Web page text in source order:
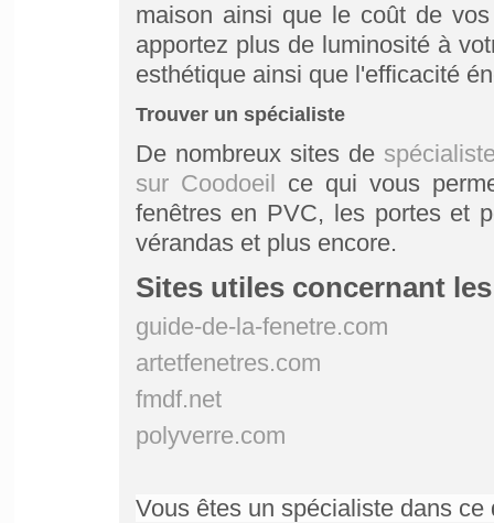
maison ainsi que le coût de
apportez plus de luminosité à
esthétique ainsi que l'efficacité
Trouver un spécialiste
De nombreux sites de
sur Coodoeil ce qui vous
fenêtres en PVC, les portes et
vérandas et plus encore.
Sites utiles concernant
guide-de-la-fenetre.com
artetfenetres.com
fmdf.net
polyverre.com
Vous êtes un spécialiste dans